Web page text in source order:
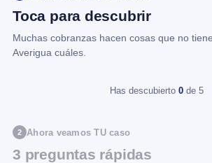
Toca para descubrir
Muchas cobranzas hacen cosas que no
Averigua cuáles.
Has descubierto 0 de 5
2 Ahora veamos TU caso
3 preguntas rápidas